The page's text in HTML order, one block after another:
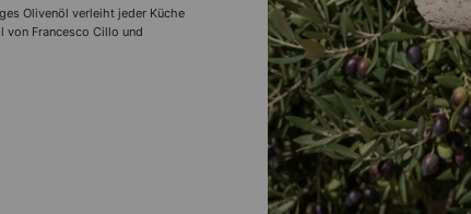
Olivenöl verleiht jeder Küche
von Francesco Cillo und